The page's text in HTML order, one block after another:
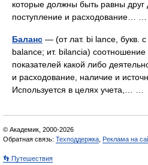
которые должны быть равны друг
поступление и расходование…
Баланс — (от лат. bi lance, букв.
balance; ит. bilancia)
показателей какой либо
и расходование, наличие и
Используется в целях учета,… …
© Академик, 2000-2026
Обратная связь: Техподдержка Реклама на
👣 Путешествия